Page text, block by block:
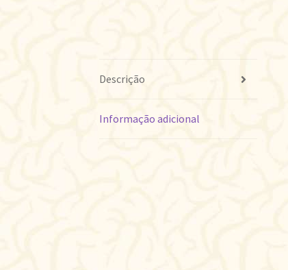
Descrição
Informação adicional